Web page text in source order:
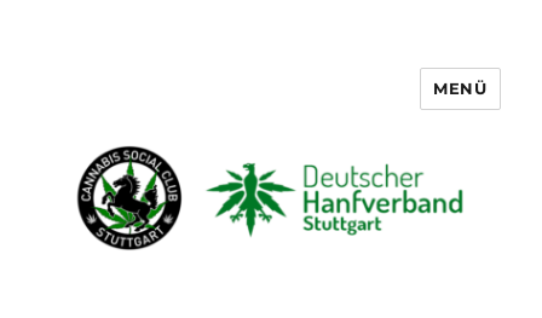
Cannabis Social Club Stuttgart
MENÜ